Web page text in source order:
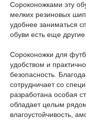
Сороконожками эту
мелких резиновых
удобнее заниматься
обуви есть еще
Сороконожки для
удобством и
безопасность.
сотрудничает со
разработана особая
обладает целым
влагоустойчивость,